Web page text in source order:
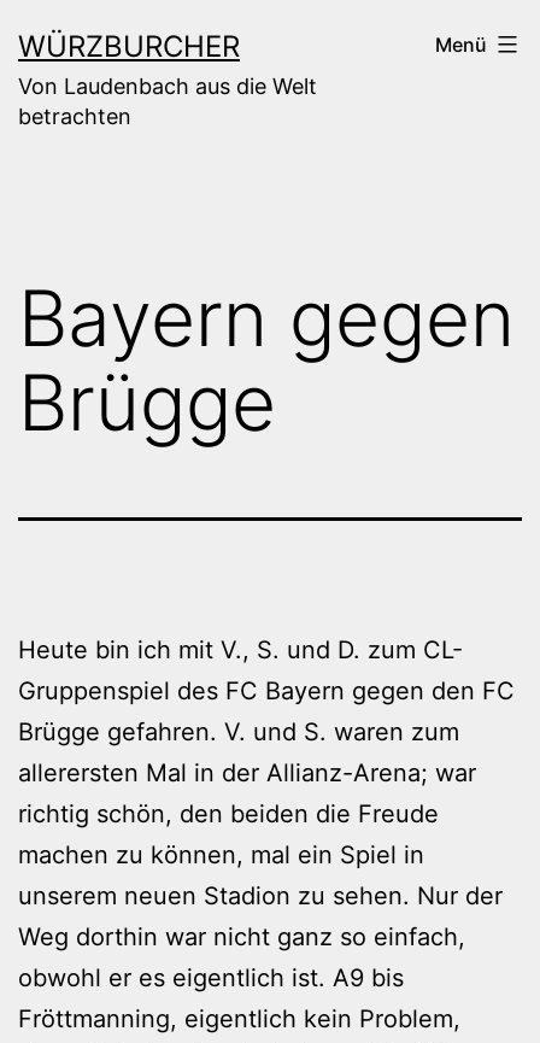
Inhalt
springen
WÜRZBURCHER
Von Laudenbach aus die Welt
betrachten
Menü
Bayern gegen
Brügge
Heute bin ich mit V., S. und D. zum CL-
Gruppenspiel des FC Bayern gegen den FC
Brügge gefahren. V. und S. waren zum
allerersten Mal in der Allianz-Arena; war
richtig schön, den beiden die Freude
machen zu können, mal ein Spiel in
unserem neuen Stadion zu sehen. Nur der
Weg dorthin war nicht ganz so einfach,
obwohl er es eigentlich ist. A9 bis
Fröttmanning, eigentlich kein Problem,